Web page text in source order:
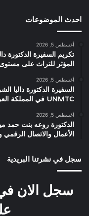
احدث الموضوعات
أغسطس 5, 2026
تكريم السفيرة الدكتورة
المؤثر للتراث على مستوى
أغسطس 5, 2026
السفيرة الدكتورة داليا
UNMTC في المملكة العربية السعودية
أغسطس 5, 2026
الدكتورة روعه بنت حمد
الأعمال والاتصال الرقمي
سجل في نشرتنا البريدية
سجل الان في